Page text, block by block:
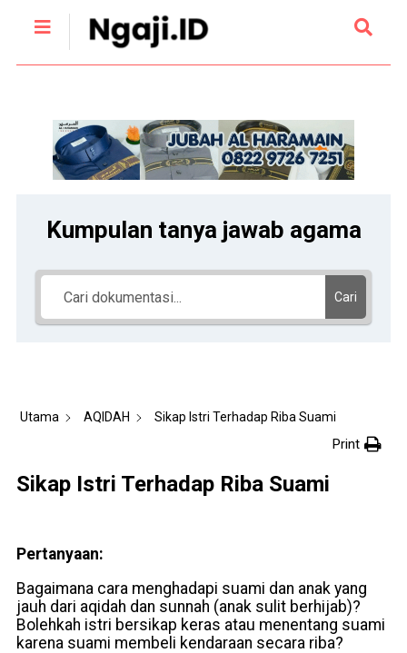
Kumpulan tanya jawab agama
Cari
Utama AQIDAH Sikap Istri Terhadap Riba Suami
Print
Sikap Istri Terhadap Riba Suami
Pertanyaan:
Bagaimana cara menghadapi suami dan anak yang
jauh dari aqidah dan sunnah (anak sulit berhijab)?
Bolehkah istri bersikap keras atau menentang suami
karena suami membeli kendaraan secara riba?